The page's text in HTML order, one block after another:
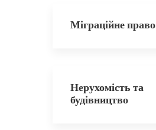
Міграційне право
Нерухомість та
будівництво